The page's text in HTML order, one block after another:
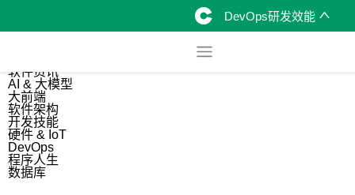
DevOps研发效能
软件资讯
AI & 大模型
大前端
软件架构
开发技能
硬件 & IoT
DevOps
程序人生
数据库